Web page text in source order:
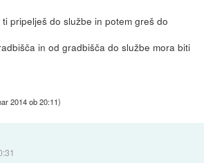
pripelješ do službe in potem greš do
in od gradbišča do službe mora biti
2014 ob 20:11)